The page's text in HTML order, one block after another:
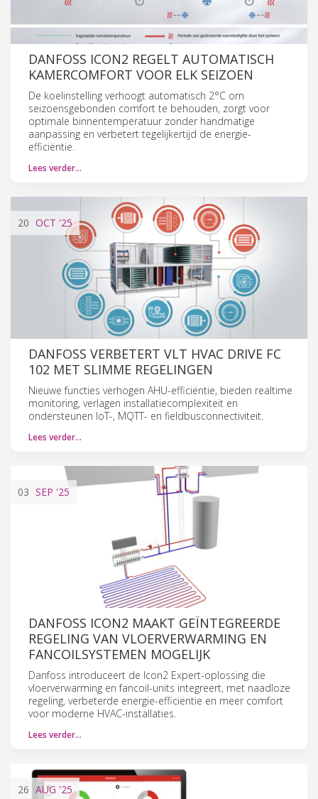
DANFOSS ICON2 REGELT AUTOMATISCH
KAMERCOMFORT VOOR ELK SEIZOEN
De koelinstelling verhoogt automatisch 2°C om
seizoensgebonden comfort te behouden, zorgt voor
optimale binnentemperatuur zonder handmatige
aanpassing en verbetert tegelijkertijd de energie-
efficiëntie.
Lees verder…
20 OCT '25
DANFOSS VERBETERT VLT HVAC DRIVE FC
102 MET SLIMME REGELINGEN
Nieuwe functies verhogen AHU-efficiëntie, bieden realtime
monitoring, verlagen installatiecomplexiteit en
ondersteunen IoT-, MQTT- en fieldbusconnectiviteit.
Lees verder…
03 SEP '25
DANFOSS ICON2 MAAKT GEÏNTEGREERDE
REGELING VAN VLOERVERWARMING EN
FANCOILSYSTEMEN MOGELIJK
Danfoss introduceert de Icon2 Expert-oplossing die
vloerverwarming en fancoil-units integreert, met naadloze
regeling, verbeterde energie-efficiëntie en meer comfort
voor moderne HVAC-installaties.
Lees verder…
26 AUG '25